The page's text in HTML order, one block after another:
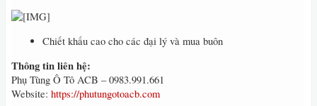
Chiết khấu cao cho các đại lý và mua buôn
Thông tin liên hệ:
Phụ Tùng Ô Tô ACB – 0983.991.661
Website: https://phutungotoacb.com